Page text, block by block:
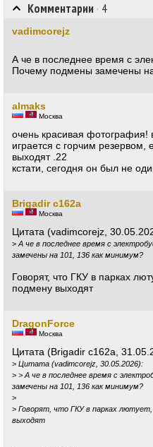
Комментарии · 4
vadimcorejz
А че в последнее время с
Почему подмены замечены
almaks
Москва
очень красивая фотография!
играется с горчим резервом,
выходят .22
кстати, сегодня он был не
Brigadir c162a
Москва
Цитата (vadimcorejz,
> А че в последнее время с
замечены на 101, 136 как минимум?
Говорят, что ГКУ в парках
подмену выходят
DragonForce
Москва
Цитата (Brigadir c162a,
> Цитата (vadimcorejz, 30.05.2026):
> > А че в последнее время с
замечены на 101, 136 как минимум?
>
> Говорят, что ГКУ в парках
выходят